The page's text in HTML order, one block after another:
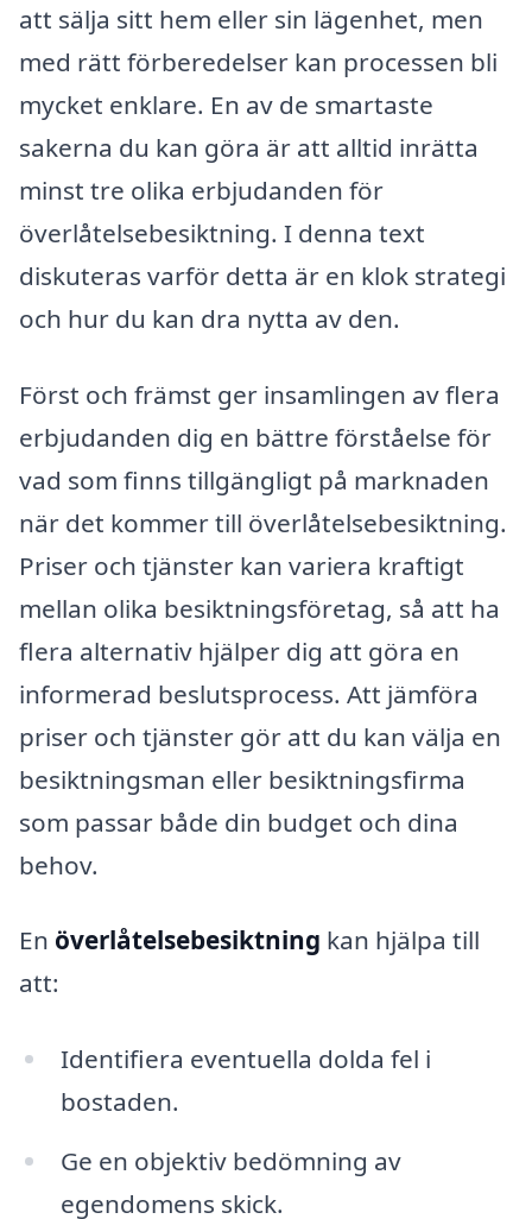
att sälja sitt hem eller sin lägenhet, men
med rätt förberedelser kan processen bli
mycket enklare. En av de smartaste
sakerna du kan göra är att alltid inrätta
minst tre olika erbjudanden för
överlåtelsebesiktning. I denna text
diskuteras varför detta är en klok strategi
och hur du kan dra nytta av den.
Först och främst ger insamlingen av flera
erbjudanden dig en bättre förståelse för
vad som finns tillgängligt på marknaden
när det kommer till överlåtelsebesiktning.
Priser och tjänster kan variera kraftigt
mellan olika besiktningsföretag, så att ha
flera alternativ hjälper dig att göra en
informerad beslutsprocess. Att jämföra
priser och tjänster gör att du kan välja en
besiktningsman eller besiktningsfirma
som passar både din budget och dina
behov.
En överlåtelsebesiktning kan hjälpa till
att:
Identifiera eventuella dolda fel i
bostaden.
Ge en objektiv bedömning av
egendomens skick.